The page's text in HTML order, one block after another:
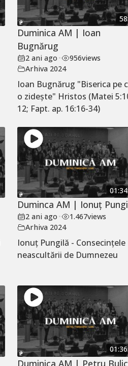
Duminica AM | Ioan
Bugnărug
2 ani ago • 956views
Arhiva 2024
Ioan Bugnărug "Biserica pe
o zidește" Hristos (Matei
12; Fapt. ap. 16:16-34)
Duminca AM | Ionuț
2 ani ago • 1.467views
Arhiva 2024
Ionuț Pungilă - Consecințele
neascultării de Dumnezeu
Duminica AM | Petru